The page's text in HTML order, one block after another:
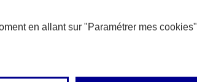
en allant sur "Paramétrer mes cookies"